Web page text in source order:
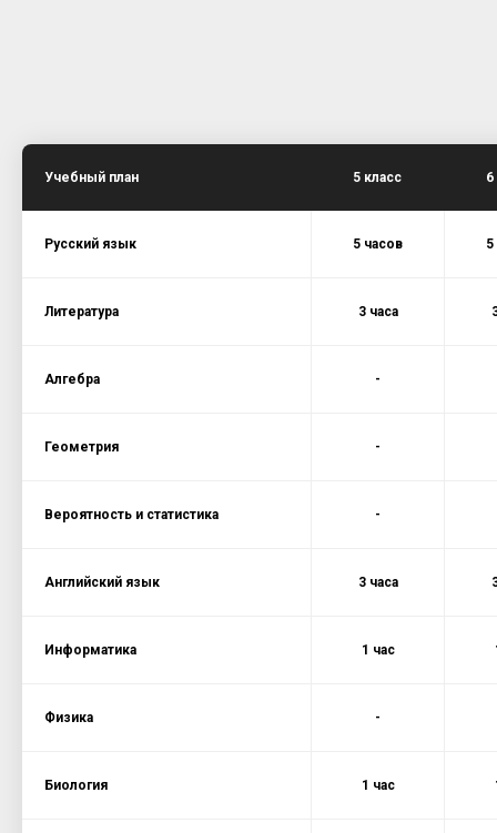
Учебный план 5 класс 6
Русский язык 5 часов 5
Литература 3 часа
Алгебра -
Геометрия -
Вероятность и статистика -
Английский язык 3 часа
Информатика 1 час
Физика -
Биология 1 час